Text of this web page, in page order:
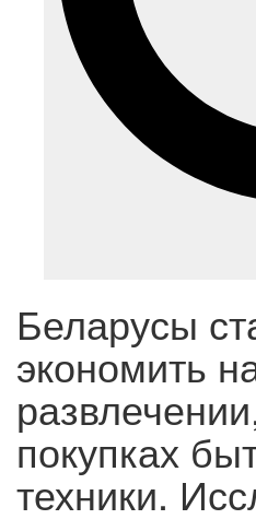
Беларусы
экономить
покупках
техники.